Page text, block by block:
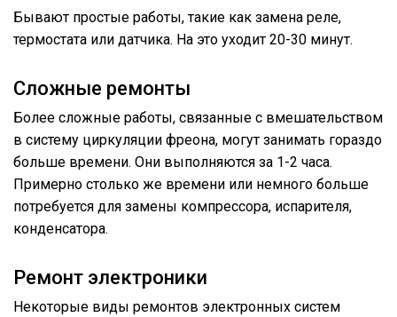
Бывают простые работы, такие как замена реле,
термостата или датчика. На это уходит 20-30 минут.
Сложные ремонты
Более сложные работы, связанные с вмешательством
в систему циркуляции фреона, могут занимать гораздо
больше времени. Они выполняются за 1-2 часа.
Примерно столько же времени или немного больше
потребуется для замены компрессора, испарителя,
конденсатора.
Ремонт электроники
Некоторые виды ремонтов электронных систем